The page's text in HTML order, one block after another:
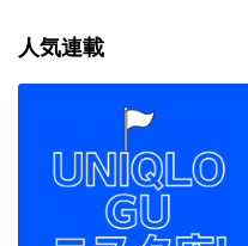
人気連載